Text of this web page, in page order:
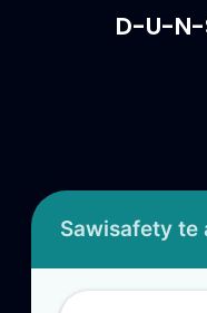
D-U-
Sawisafety te